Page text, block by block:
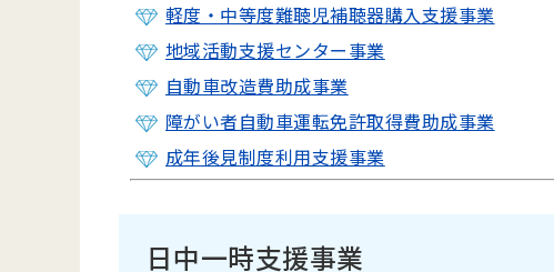
軽度・中等度難聴児補聴器購入支援事業
地域活動支援センター事業
自動車改造費助成事業
障がい者自動車運転免許取得費助成事業
成年後見制度利用支援事業
日中一時支援事業